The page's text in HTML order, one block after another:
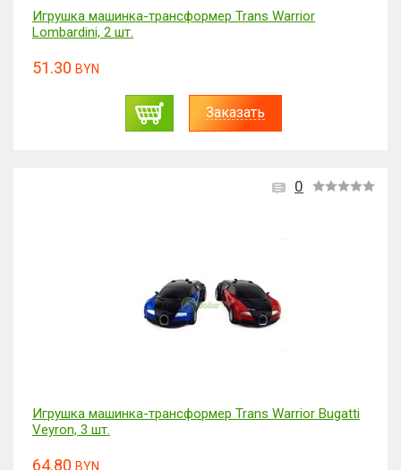
Игрушка машинка-трансформер Trans Warrior
Lombardini, 2 шт.
51.30 BYN
Заказать
0
Игрушка машинка-трансформер Trans Warrior Bugatti
Veyron, 3 шт.
64.80 BYN